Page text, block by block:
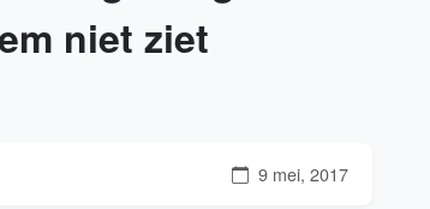
niet ziet
9 mei, 2017